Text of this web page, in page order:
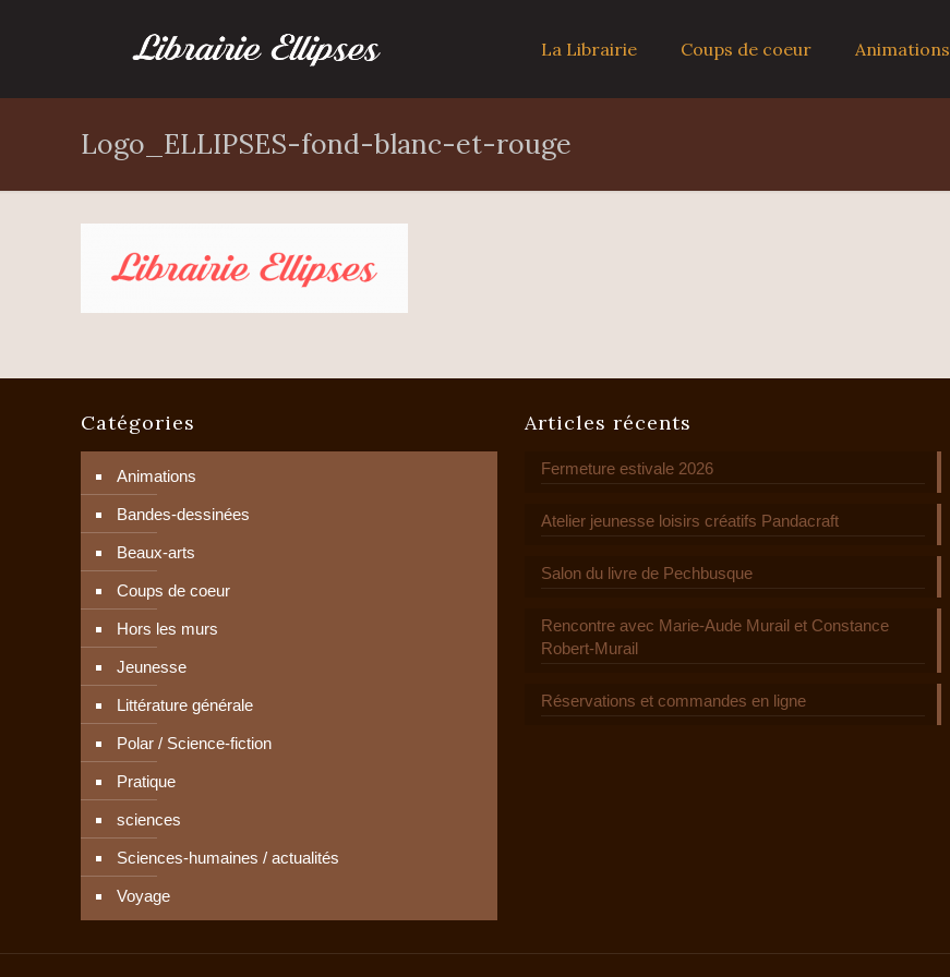
La Librairie Coups de coeur Animations
Logo_ELLIPSES-fond-blanc-et-rouge
Catégories
Animations
Bandes-dessinées
Beaux-arts
Coups de coeur
Hors les murs
Jeunesse
Littérature générale
Polar / Science-fiction
Pratique
sciences
Sciences-humaines / actualités
Voyage
Articles récents
Fermeture estivale 2026
Atelier jeunesse loisirs créatifs Pandacraft
Salon du livre de Pechbusque
Rencontre avec Marie-Aude Murail et Constance
Robert-Murail
Réservations et commandes en ligne